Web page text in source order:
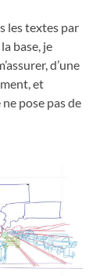
les textes par
base, je
d’une
et
pose pas de